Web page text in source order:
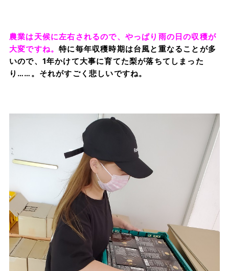
農業は天候に左右されるので、やっぱり雨の日の収穫が
大変ですね。特に毎年収穫時期は台風と重なることが多
いので、1年かけて大事に育てた梨が落ちてしまった
り……。それがすごく悲しいですね。